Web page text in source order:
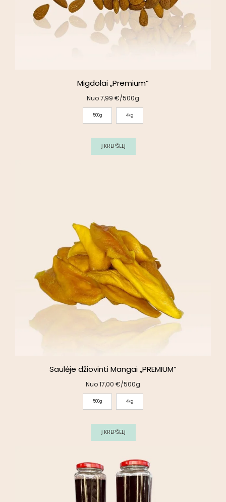
Migdolai „Premium”
Nuo7,99 €/500g
500g 4kg
Į KREPŠELĮ
Saulėje džiovinti Mangai „PREMIUM”
Nuo17,00 €/500g
500g 4kg
Į KREPŠELĮ